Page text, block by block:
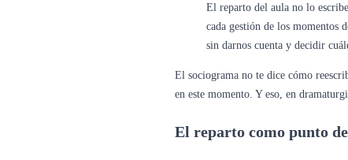
El reparto del aula no lo
cada gestión de los momentos
sin darnos cuenta y decidir
El sociograma no te dice cómo
en este momento. Y eso, en
El reparto como punto